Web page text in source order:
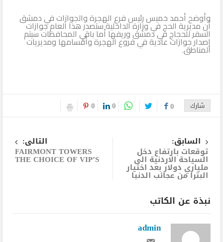
وأوضح أحمد خميس رئيس فرع الهجرة والجوازات في دمشق
أن مديرية الحج في وزارة الداخلية ستصدر هذا العام جوازات
السفر للحجاج في دمشق وريفها أما باقي المحافظات سيتم
إصدار جوازات عادية في فروع الهجرة وأقسامها ومديريات
المناطق.
شارك 0
0
0
السابق:
توقعات بارتفاع دخل
السياحة الاردنية الى
ملياري دولار بعد اختيار
البترا من عجائب الدنيا
التالى:
FAIRMONT TOWERS
THE CHOICE OF VIP’S
نبذة عن الكاتب
admin